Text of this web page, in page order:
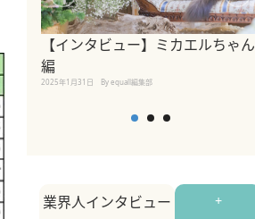
【インタビュー】ミカエルちゃん
編
2025年1月31日 By equall編集部
業界人インタビュー +